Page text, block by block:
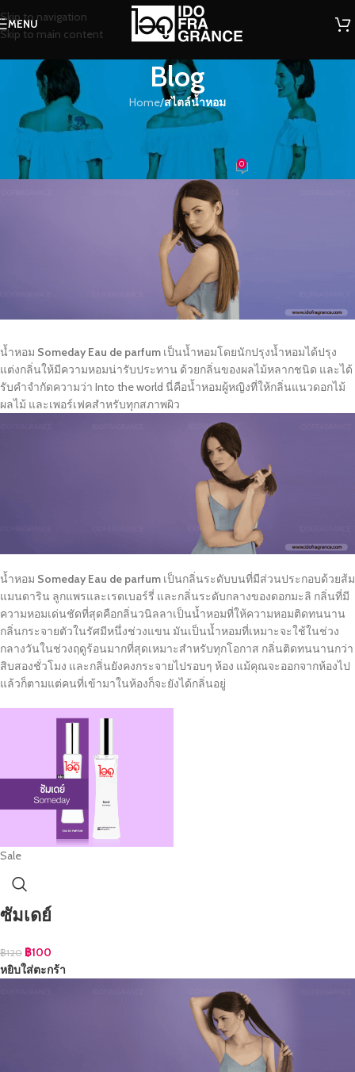
Skip to navigation
Skip to main content
MENU
Blog
Home/สไตล์น้ำหอม
สไตล์น้ำหอม
ซัมเดย์ เพอร์เฟคสำหรับทุกสภาพผิว
น้ำหอมOn 26/09/2022 0
น้ำหอม Someday Eau de parfum เป็นน้ำหอมโดยนักปรุงน้ำหอมได้ปรุง
แต่งกลิ่นให้มีความหอมน่ารับประทาน ด้วยกลิ่นของผลไม้หลากชนิด และได้
รับคำจำกัดความว่า Into the world นี่คือน้ำหอมผู้หญิงที่ให้กลิ่นแนวดอกไม้
ผลไม้ และเพอร์เฟคสำหรับทุกสภาพผิว
น้ำหอม Someday Eau de parfum เป็นกลิ่นระดับบนที่มีส่วนประกอบด้วยส้ม
แมนดาริน ลูกแพรและเรดเบอร์รี่ และกลิ่นระดับกลางของดอกมะลิ กลิ่นที่มี
ความหอมเด่นชัดที่สุดคือกลิ่นวนิลลาเป็นน้ำหอมที่ให้ความหอมติดทนนาน
กลิ่นกระจายตัวในรัศมีหนึ่งช่วงแขน มันเป็นน้ำหอมที่เหมาะจะใช้ในช่วง
กลางวันในช่วงฤดูร้อนมากที่สุดเหมาะสำหรับทุกโอกาส กลิ่นติดทนนานกว่า
สิบสองชั่วโมง และกลิ่นยังคงกระจายไปรอบๆ ห้อง แม้คุณจะออกจากห้องไป
แล้วก็ตามแต่คนที่เข้ามาในห้องก็จะยังได้กลิ่นอยู่
Sale
ซัมเดย์
฿120 ฿100
หยิบใส่ตะกร้า